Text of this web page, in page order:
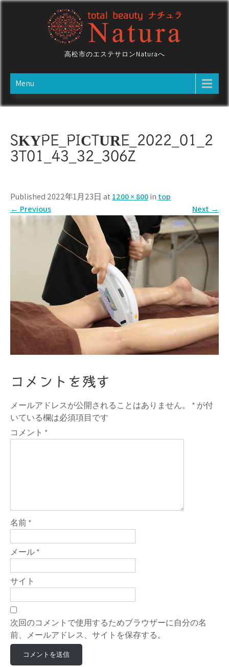
Skip
高松市のエステサロンNaturaへ
Menu
SKYPE_PICTURE_2022_01_2
3T01_43_32_306Z
Published 2022年1月23日 at1200 × 800in top
← Previous Next →
コメントを残す
メールアドレスが公開されることはありません。 * が付
いている欄は必須項目です
コメント *
名前*
メール*
サイト
次回のコメントで使用するためブラウザーに自分の名
前、メールアドレス、サイトを保存する。